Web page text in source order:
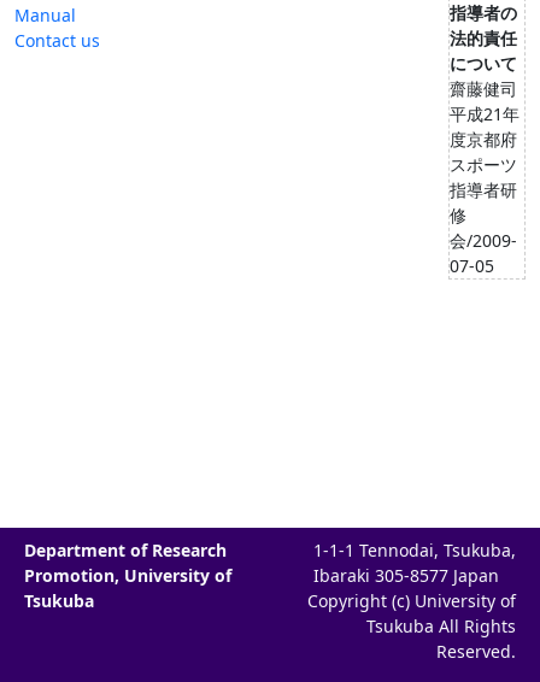
Manual
Contact us
指導者の
法的責任
について
齋藤健司
平成21年
度京都府
スポーツ
指導者研
修
会/2009-
07-05
Department of Research
Promotion, University of
Tsukuba
1-1-1 Tennodai, Tsukuba,
Ibaraki 305-8577 Japan
Copyright (c) University of
Tsukuba All Rights
Reserved.